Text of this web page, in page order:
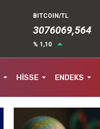
BITCOIN/TL
3076069,564
% 1,10
HİSSE ENDEKS